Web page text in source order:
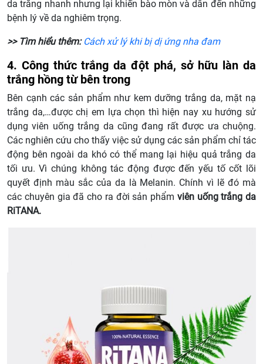
da trắng nhanh nhưng lại khiến bào mòn và dẫn đến những
bệnh lý về da nghiêm trọng.
>> Tìm hiểu thêm: Cách xử lý khi bị dị ứng nha đam
4. Công thức trắng da đột phá, sở hữu làn da
trắng hồng từ bên trong
Bên cạnh các sản phẩm như kem dưỡng trắng da, mặt nạ
trắng da,…được chị em lựa chọn thì hiện nay xu hướng sử
dụng viên uống trắng da cũng đang rất được ưa chuộng.
Các nghiên cứu cho thấy việc sử dụng các sản phẩm chỉ tác
động bên ngoài da khó có thể mang lại hiệu quả trắng da
tối ưu. Vì chúng không tác động được đến yếu tố cốt lõi
quyết định màu sắc của da là Melanin. Chính vì lẽ đó mà
các chuyên gia đã cho ra đời sản phẩm viên uống trắng da
RiTANA.